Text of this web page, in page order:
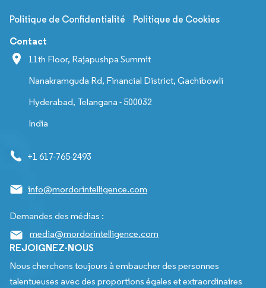
Politique de Confidentialité Politique de Cookies
Contact
11th Floor, Rajapushpa Summit
Nanakramguda Rd, Financial District, Gachibowli
Hyderabad, Telangana - 500032
India
+1 617-765-2493
info@mordorintelligence.com
Demandes des médias :
media@mordorintelligence.com
REJOIGNEZ-NOUS
Nous cherchons toujours à embaucher des personnes
talentueuses avec des proportions égales et extraordinaires